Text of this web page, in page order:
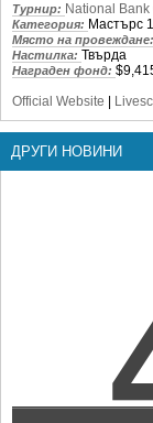
Турнир: National
Категория: Мастърс
Място на провеждане:
Настилка: Твърда
Награден фонд:
Official Website
ДРУГИ НОВИНИ